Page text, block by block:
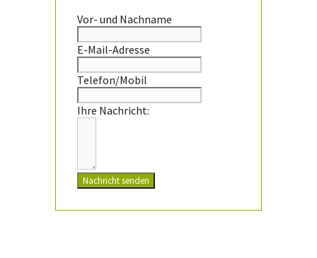
Vor- und Nachname
E-Mail-Adresse
Telefon/Mobil
Ihre Nachricht:
Nachricht senden